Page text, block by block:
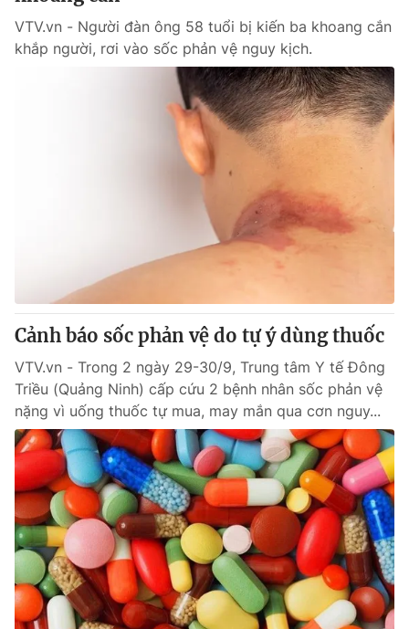
VTV.vn - Người đàn ông 58 tuổi bị kiến ba khoang cắn
khắp người, rơi vào sốc phản vệ nguy kịch.
Cảnh báo sốc phản vệ do tự ý dùng thuốc
VTV.vn - Trong 2 ngày 29-30/9, Trung tâm Y tế Đông
Triều (Quảng Ninh) cấp cứu 2 bệnh nhân sốc phản vệ
nặng vì uống thuốc tự mua, may mắn qua cơn nguy...